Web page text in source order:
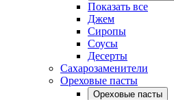
Показать все
Джем
Сиропы
Соусы
Десерты
Сахарозаменители
Ореховые пасты
Ореховые пасты